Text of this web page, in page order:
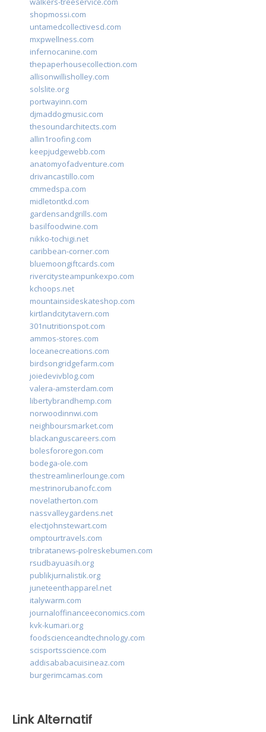
shopmossi.com
untamedcollectivesd.com
mxpwellness.com
infernocanine.com
thepaperhousecollection.com
allisonwillisholley.com
solslite.org
portwayinn.com
djmaddogmusic.com
thesoundarchitects.com
allin1roofing.com
keepjudgewebb.com
anatomyofadventure.com
drivancastillo.com
cmmedspa.com
midletontkd.com
gardensandgrills.com
basilfoodwine.com
nikko-tochigi.net
caribbean-corner.com
bluemoongiftcards.com
rivercitysteampunkexpo.com
kchoops.net
mountainsideskateshop.com
kirtlandcitytavern.com
301nutritionspot.com
ammos-stores.com
loceanecreations.com
birdsongridgefarm.com
joiedevivblog.com
valera-amsterdam.com
libertybrandhemp.com
norwoodinnwi.com
neighboursmarket.com
blackanguscareers.com
bolesfororegon.com
bodega-ole.com
thestreamlinerlounge.com
mestrinorubanofc.com
novelatherton.com
nassvalleygardens.net
electjohnstewart.com
omptourtravels.com
tribratanews-polreskebumen.com
rsudbayuasih.org
publikjurnalistik.org
juneteenthapparel.net
italywarm.com
journaloffinanceeconomics.com
kvk-kumari.org
foodscienceandtechnology.com
scisportsscience.com
addisababacuisineaz.com
burgerimcamas.com
Link Alternatif